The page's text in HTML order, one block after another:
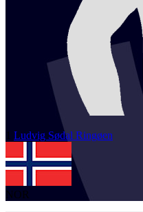
1 Ludvig Sødal Ringøen
NOR